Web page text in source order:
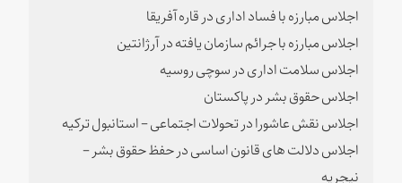
اجلاس مبارزه با فساد اداری در قاره آفریقا
اجلاس مبارزه با جرائم سازمان یافته در آرژانتین
اجلاس سلامت اداری در سوچی روسیه
اجلاس حقوق بشر در پاکستان
اجلاس نقش عاشورا در تحولات اجتماعی – استانبول ترکیه
اجلاس دلالت های قانون اساسی در حفظ حقوق بشر –
نیجریه